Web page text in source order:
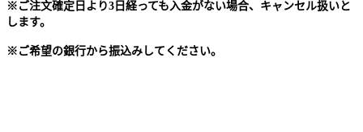
※ ご注文確定日より3日経っても入金がない場合、キャンセル扱いと
します。
※ ご希望の銀行から振込みしてください。